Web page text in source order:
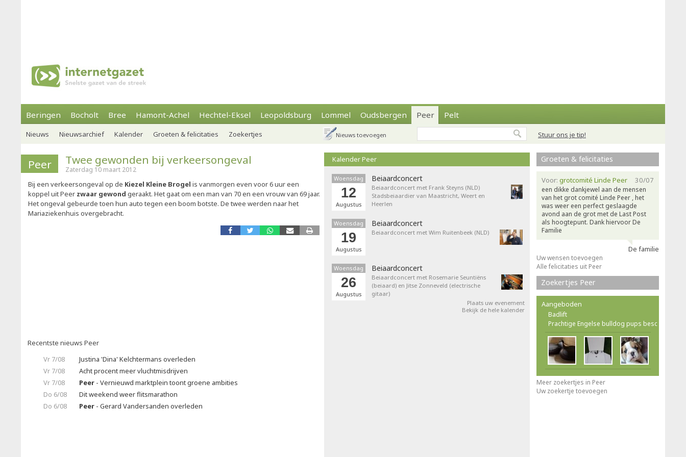
Beringen Bocholt Bree Hamont-Achel Hechtel-Eksel Leopoldsburg Lommel Oudsbergen Peer Pelt
Stuur ons je tip!
Nieuws Nieuwsarchief Kalender Groeten & felicitaties Zoekertjes Nieuws toevoegen
Peer Twee gewonden bij verkeersongeval
Zaterdag 10 maart 2012
Bij een verkeersongeval op de Kiezel Kleine Brogel is vanmorgen even voor 6 uur een
koppel uit Peer zwaar gewond geraakt. Het gaat om een man van 70 en een vrouw van 69 jaar.
Het ongeval gebeurde toen hun auto tegen een boom botste. De twee werden naar het
Mariaziekenhuis overgebracht.
Recentste nieuws Peer
Vr 7/08
Justina 'Dina' Kelchtermans overleden
Vr 7/08
Acht procent meer vluchtmisdrijven
Vr 7/08
Peer - Vernieuwd marktplein toont groene ambities
Do 6/08
Dit weekend weer flitsmarathon
Do 6/08
Peer - Gerard Vandersanden overleden
Kalender Peer
Woensdag
12
Augustus
Beiaardconcert
Beiaardconcert met Frank Steyns (NLD)
Stadsbeiaardier van Maastricht, Weert en
Heerlen
Woensdag
19
Augustus
Beiaardconcert
Beiaardconcert met Wim Ruitenbeek (NLD)
Woensdag
26
Augustus
Beiaardconcert
Beiaardconcert met Rosemarie Seuntiëns
(beiaard) en Jitse Zonneveld (electrische
gitaar)
Plaats uw evenement
Bekijk de hele kalender
Groeten & felicitaties
30/07
Voor: grotcomité Linde Peer
een dikke dankjewel aan de mensen
van het grot comité Linde Peer , het
was weer een perfect geslaagde
avond aan de grot met de Last Post
als hoogtepunt. Dank hiervoor De
Familie
De familie
Uw wensen toevoegen
Alle felicitaties uit Peer
Zoekertjes Peer
Aangeboden
Badlift
Prachtige Engelse bulldog pups besc
Meer zoekertjes in Peer
Uw zoekertje toevoegen